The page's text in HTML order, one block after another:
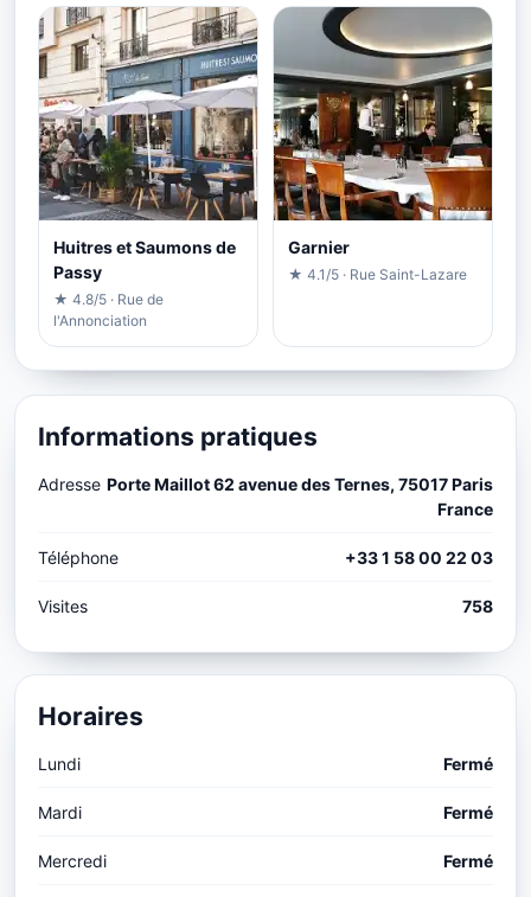
Huitres et Saumons de
Passy
★ 4.8/5 · Rue de
l'Annonciation
Garnier
★ 4.1/5 · Rue Saint-Lazare
Informations pratiques
Adresse Porte Maillot 62 avenue des Ternes, 75017 Paris
France
Téléphone +33 1 58 00 22 03
Visites 758
Horaires
Lundi Fermé
Mardi Fermé
Mercredi Fermé